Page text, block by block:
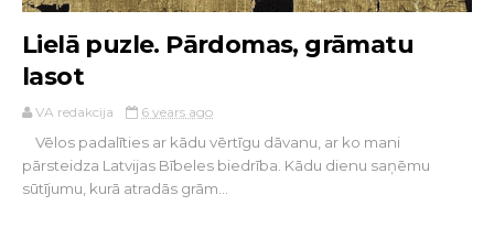
Lielā puzle. Pārdomas, grāmatu
lasot
VA redakcija 6 years ago
Vēlos padalīties ar kādu vērtīgu dāvanu, ar ko mani
pārsteidza Latvijas Bībeles biedrība. Kādu dienu saņēmu
sūtījumu, kurā atradās grām...